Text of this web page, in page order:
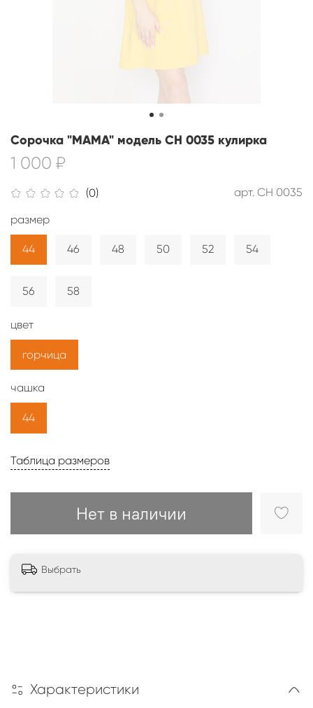
(0) арт. СН 0035
Сорочка "МАМА" модель СН 0035 кулирка
1 000 ₽
Таблица размеров
Нет в наличии
размер
44 46 48 50 52 54
56 58
цвет
горчица
чашка
44
Выбрать
Характеристики